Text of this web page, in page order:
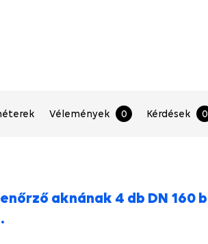
Vélemények 0 Kérdések 0
aknának 4 db DN